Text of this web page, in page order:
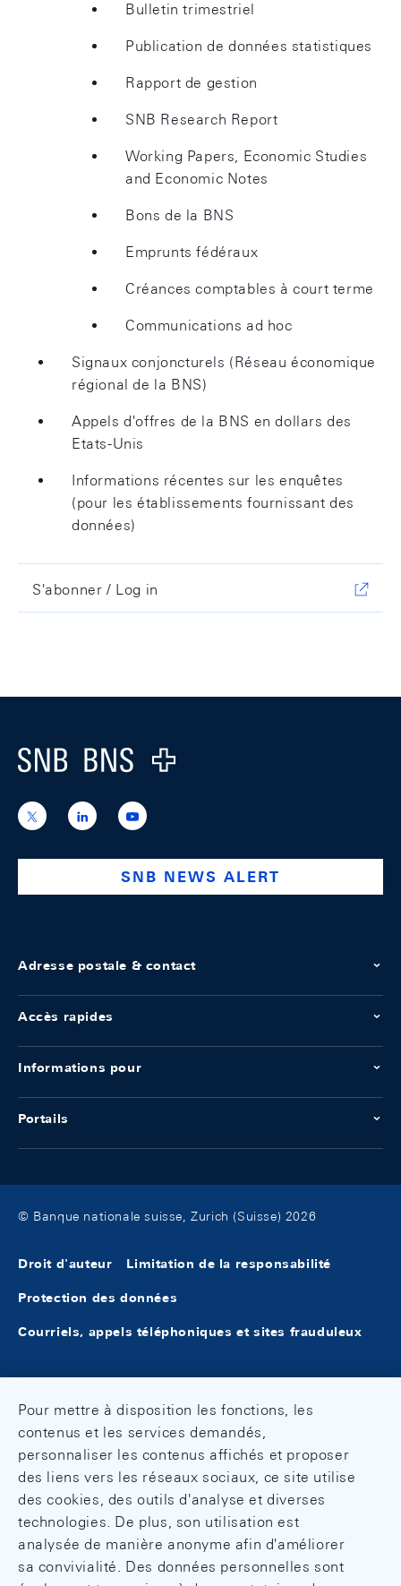
Bulletin trimestriel
Publication de données statistiques
Rapport de gestion
SNB Research Report
Working Papers, Economic Studies
and Economic Notes
Bons de la BNS
Emprunts fédéraux
Créances comptables à court terme
Communications ad hoc
Signaux conjoncturels (Réseau économique
régional de la BNS)
Appels d'offres de la BNS en dollars des
Etats-Unis
Informations récentes sur les enquêtes
(pour les établissements fournissant des
données)
S'abonner / Log in
Footer
Logo
https://x.com/snb_bns
https://ch.linkedin.com/company/swiss-
national-
https://www.youtube.com/
SNB NEWS ALERT
Adresse postale & contact
Accès rapides
Informations pour
Portails
© Banque nationale suisse, Zurich (Suisse) 2026
Droit d'auteur Limitation de la responsabilité
Protection des données
Courriels, appels téléphoniques et sites frauduleux
Pour mettre à disposition les fonctions, les
contenus et les services demandés,
personnaliser les contenus affichés et proposer
des liens vers les réseaux sociaux, ce site utilise
des cookies, des outils d'analyse et diverses
technologies. De plus, son utilisation est
analysée de manière anonyme afin d'améliorer
sa convivialité. Des données personnelles sont